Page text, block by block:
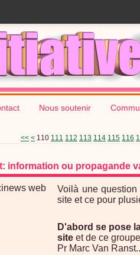
Nous soutenir
<< < 100
110 111 112 113 114 115 116
information ou propagande
Voilà une
site et ce pour
D'abord se pose
site et de ce
Pr Marc Van